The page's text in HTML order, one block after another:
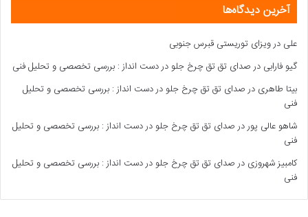
آخرین دیدگاه‌ها
علی درویزای توریستی قبرس جنوبی
گیو فارابی درصدای تق تق چرخ جلو در دست انداز : بررسی تخصصی و تحلیل فنی
بیتا طاهری درصدای تق تق چرخ جلو در دست انداز : بررسی تخصصی و تحلیل
فنی
شاهو عالی پوردرصدای تق تق چرخ جلو در دست انداز : بررسی تخصصی و تحلیل
فنی
کامبیز شهروزی درصدای تق تق چرخ جلو در دست انداز : بررسی تخصصی و تحلیل
فنی